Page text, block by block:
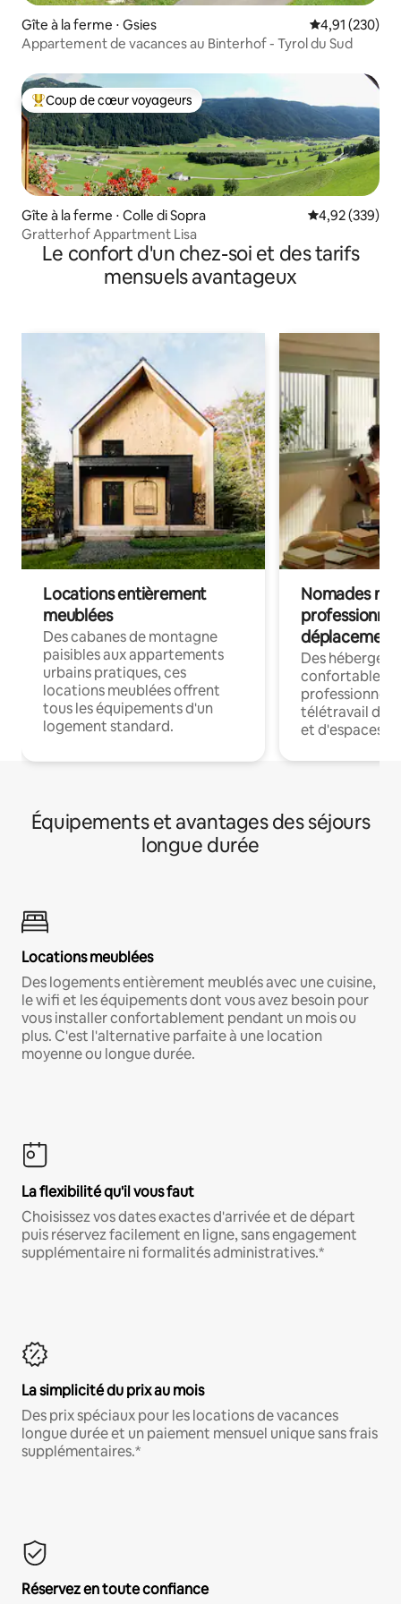
Gîte à la ferme ⋅ Gsies Évaluation
4,91 (230)
Appartement de vacances au Binterhof - Tyrol du Sud
Coups de cœur voyageurs les plus appréciés
Coup de cœur voyageurs
Gîte à la ferme ⋅ Colle di Sopra Évaluation
4,92 (339)
Gratterhof Appartment Lisa
Le confort d'un chez-soi et des tarifs
mensuels avantageux
Locations entièrement
meublées
Des cabanes de montagne
paisibles aux appartements
urbains pratiques, ces
locations meublées offrent
tous les équipements d'un
logement standard.
Nomades
déplacement
Des
confortables
professionnels
télétravail
et d'espaces
Équipements et avantages des séjours
longue durée
Locations meublées
Des logements entièrement meublés avec une cuisine,
le wifi et les équipements dont vous avez besoin pour
vous installer confortablement pendant un mois ou
plus. C'est l'alternative parfaite à une location
moyenne ou longue durée.
La flexibilité qu'il vous faut
Choisissez vos dates exactes d'arrivée et de départ
puis réservez facilement en ligne, sans engagement
supplémentaire ni formalités administratives.*
La simplicité du prix au mois
Des prix spéciaux pour les locations de vacances
longue durée et un paiement mensuel unique sans frais
supplémentaires.*
Réservez en toute confiance